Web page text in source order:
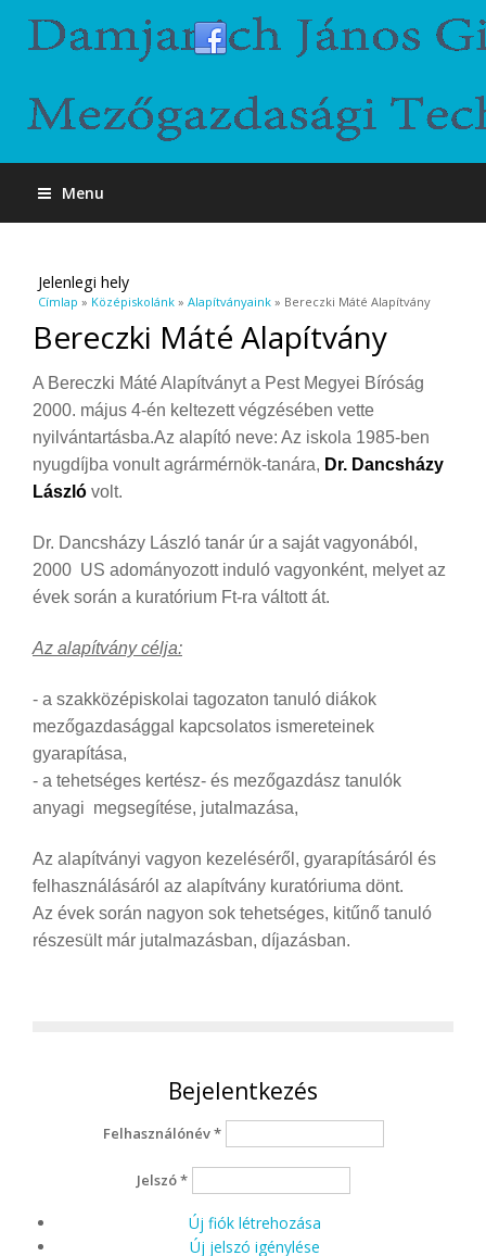
Menu
Jelenlegi hely
Címlap » Középiskolánk » Alapítványaink » Bereczki Máté Alapítvány
Bereczki Máté Alapítvány
A Bereczki Máté Alapítványt a Pest Megyei Bíróság
2000. május 4-én keltezett végzésében vette
nyilvántartásba.Az alapító neve: Az iskola 1985-ben
nyugdíjba vonult agrármérnök-tanára, Dr. Dancsházy
László volt.
Dr. Dancsházy László tanár úr a saját vagyonából,
2000 US adományozott induló vagyonként, melyet az
évek során a kuratórium Ft-ra váltott át.
Az alapítvány célja:
- a szakközépiskolai tagozaton tanuló diákok
mezőgazdasággal kapcsolatos ismereteinek
gyarapítása,
- a tehetséges kertész- és mezőgazdász tanulók
anyagi megsegítése, jutalmazása,
Az alapítványi vagyon kezeléséről, gyarapításáról és
felhasználásáról az alapítvány kuratóriuma dönt.
Az évek során nagyon sok tehetséges, kitűnő tanuló
részesült már jutalmazásban, díjazásban.
Bejelentkezés
Felhasználónév*
Jelszó*
Új fiók létrehozása
Új jelszó igénylése